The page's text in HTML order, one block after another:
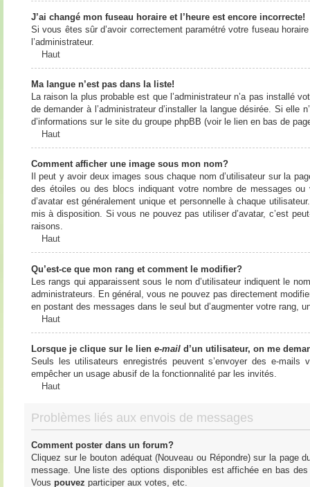
J’ai changé mon fuseau horaire et l’heure est encore incorrecte!
Si vous êtes sûr d’avoir correctement paramétré votre fuseau
l’administrateur.
Haut
Ma langue n’est pas dans la liste!
La raison la plus probable est que l’administrateur n’a pas installé
de demander à l’administrateur d’installer la langue désirée. Si
d’informations sur le site du groupe phpBB (voir le lien en bas de
Haut
Comment afficher une image sous mon nom?
Il peut y avoir deux images sous chaque nom d’utilisateur sur la
des étoiles ou des blocs indiquant votre nombre de messages
d’avatar est généralement unique et personnelle à chaque
mis à disposition. Si vous ne pouvez pas utiliser d’avatar, c’est
raisons.
Haut
Qu’est-ce que mon rang et comment le modifier?
Les rangs qui apparaissent sous le nom d’utilisateur indiquent le
administrateurs. En général, vous ne pouvez pas directement
en postant des messages dans le seul but d’augmenter votre rang,
Haut
Lorsque je clique sur le lien e-maild’un utilisateur, on me
Seuls les utilisateurs enregistrés peuvent s’envoyer des e-
empêcher un usage abusif de la fonctionnalité par les invités.
Haut
Problèmes liés aux envois de messages
Comment poster dans un forum?
Cliquez sur le bouton adéquat (Nouveau ou Répondre) sur la page
message. Une liste des options disponibles est affichée en bas
Vous pouvez participer aux votes, etc.